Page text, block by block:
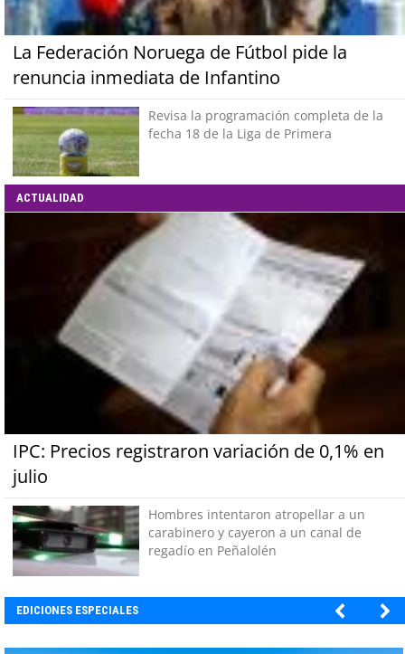
La Federación Noruega de Fútbol pide la
renuncia inmediata de Infantino
Revisa la programación completa de la
fecha 18 de la Liga de Primera
ACTUALIDAD
IPC: Precios registraron variación de 0,1% en
julio
Hombres intentaron atropellar a un
carabinero y cayeron a un canal de
regadío en Peñalolén
EDICIONES ESPECIALES